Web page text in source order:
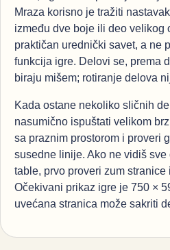
Mraza korisno je tražiti
između dve boje ili deo velikog
praktičan urednički savet, a ne
funkcija igre. Delovi se, prema
biraju mišem; rotiranje delova
Kada ostane nekoliko sličnih
nasumično ispuštati velikom
sa praznim prostorom i proveri
susedne linije. Ako ne vidiš
table, prvo proveri zum stranice
Očekivani prikaz igre je 750 ×
uvećana stranica može sakriti